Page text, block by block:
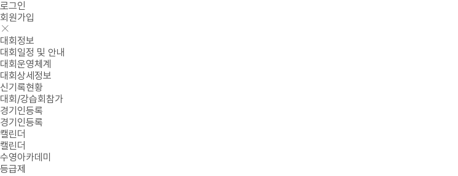
로그인
회원가입
대회정보
대회일정 및 안내
대회운영체계
대회상세정보
신기록현황
대회/강습회참가
경기인등록
경기인등록
캘린더
캘린더
수영아카데미
등급제